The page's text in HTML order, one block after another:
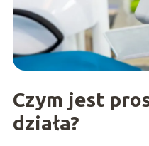
Czym jest
działa?